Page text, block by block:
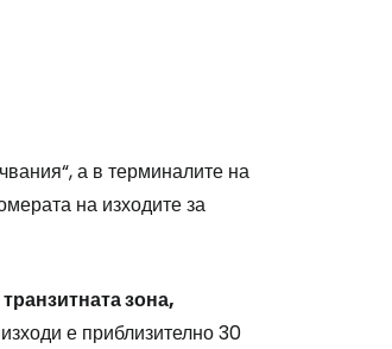
а в терминалите на
на изходите за
зона,
е приблизително 30